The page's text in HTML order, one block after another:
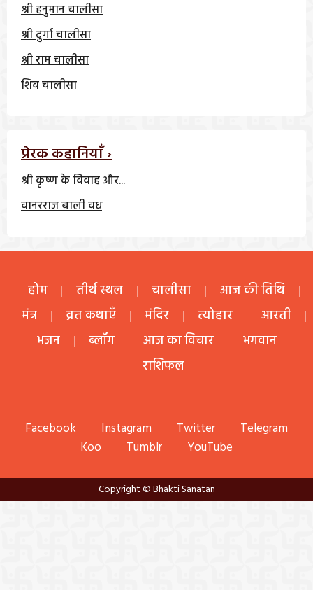
श्री हनुमान चालीसा
श्री दुर्गा चालीसा
श्री राम चालीसा
शिव चालीसा
प्रेरक कहानियाँ ›
श्री कृष्ण के विवाह और...
वानरराज बाली वध
होम तीर्थ स्थल चालीसा
आज की तिथि
मंत्र
व्रत कथाएँ मंदिर त्योहार
आरती
भजन
ब्लॉग आज का विचार
भगवान
राशिफल
Facebook Instagram Twitter
Telegram
Koo
Tumblr YouTube
Copyright © Bhakti Sanatan